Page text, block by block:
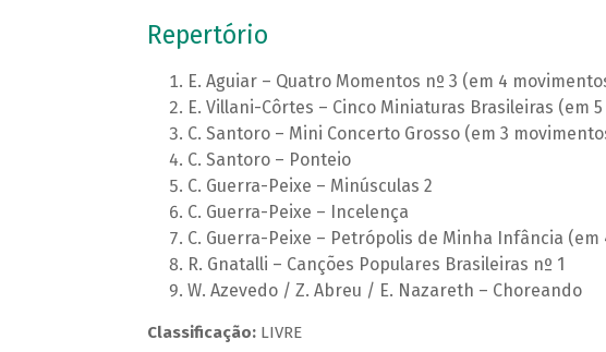
Repertório
E. Aguiar – Quatro Momentos nº 3 (em 4
E. Villani-Côrtes – Cinco Miniaturas Brasileiras (em
C. Santoro – Mini Concerto Grosso (em 3
C. Santoro – Ponteio
C. Guerra-Peixe – Minúsculas 2
C. Guerra-Peixe – Incelença
C. Guerra-Peixe – Petrópolis de Minha Infância (em
R. Gnatalli – Canções Populares Brasileiras nº 1
W. Azevedo / Z. Abreu / E. Nazareth – Choreando
Classificação:LIVRE